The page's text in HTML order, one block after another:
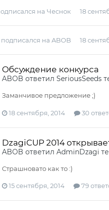
на Чеснок 18
подписался на ABOB 18
Обсуждение конкурса
ABOB ответил SeriousSeeds
Заманчивое предложение ;)
18 сентября, 2014 30
DzagiCUP 2014
ABOB ответил AdminDzagi
Страшновато как то :)
15 сентября, 2014 79